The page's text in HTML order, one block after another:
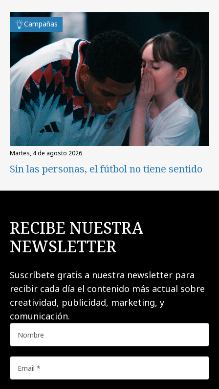
Campañas
martes, 4 de agosto 2026
Sin las personas, el fútbol no tiene sentido
RECIBE NUESTRA
NEWSLETTER
Suscríbete gratis a nuestra newsletter para
recibir cada día el contenido más actual sobre
creatividad, publicidad, marketing, y
comunicación.